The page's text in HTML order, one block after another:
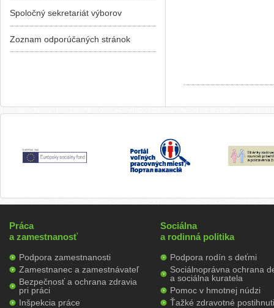
Spoločný sekretariát výborov
Zoznam odporúčaných stránok
Práca
a zamestnanosť
Podpora zamestnanosti
Zamestnanec a zamestnávateľ
Bezpečnosť a ochrana zdravia
pri práci
Inšpekcia práce
Sociálna
a rodinná politika
Podpora rodín s deťmi
Sociálnoprávna ochrana
a sociálna kuratela
Pomoc v hmotnej núdzi
Ťažké zdravotné